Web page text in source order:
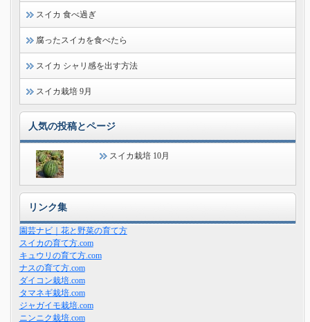
スイカ 食べ過ぎ
腐ったスイカを食べたら
スイカ シャリ感を出す方法
スイカ栽培 9月
人気の投稿とページ
スイカ栽培 10月
リンク集
園芸ナビ｜花と野菜の育て方
スイカの育て方.com
キュウリの育て方.com
ナスの育て方.com
ダイコン栽培.com
タマネギ栽培.com
ジャガイモ栽培.com
ニンニク栽培.com